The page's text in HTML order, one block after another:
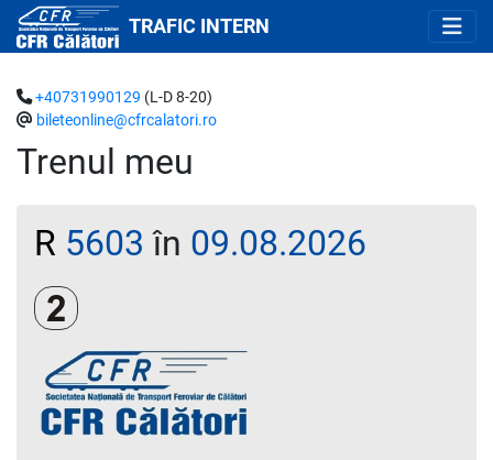
TRAFIC INTERN
Trenul meu
+40731990129 (L-D 8-20)
bileteonline@cfrcalatori.ro
R 5603 în 09.08.2026
Clasa a 2-a